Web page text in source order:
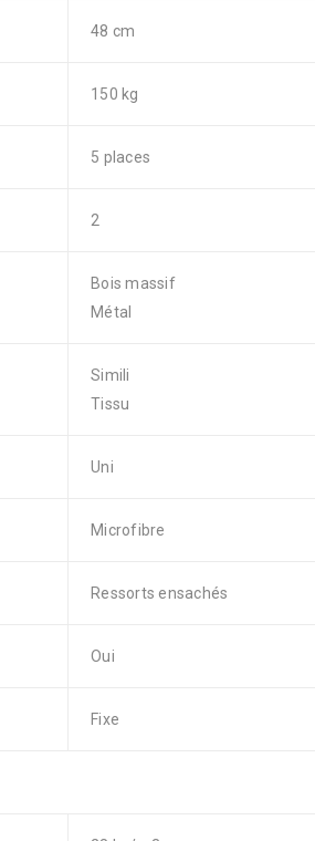
48 cm
150 kg
5 places
2
Bois massif
Métal
Simili
Tissu
Uni
Microfibre
Ressorts ensachés
Oui
Fixe